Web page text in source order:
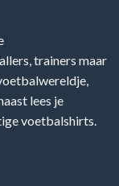
trainers maar
lees je
voetbalshirts.